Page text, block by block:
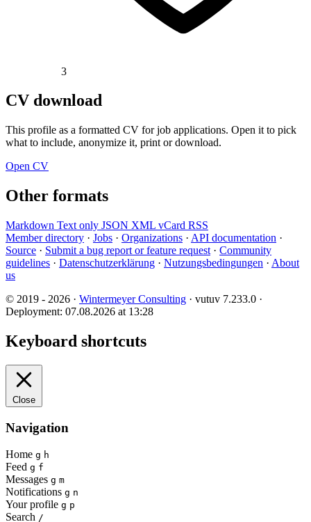
3
CV download
This profile as a formatted CV for job applications. Open it to pick
what to include, anonymize it, print or download.
Open CV
Other formats
Markdown Text only JSON XML vCard RSS
Member directory · Jobs · Organizations · API documentation ·
Source · Submit a bug report or feature request · Community
guidelines · Datenschutzerklärung · Nutzungsbedingungen · About
us
© 2019 - 2026 · Wintermeyer Consulting · vutuv 7.233.0 ·
Deployment: 07.08.2026 at 13:28
Keyboard shortcuts
Close
Navigation
Home g h
Feed g f
Messages g m
Notifications g n
Your profile g p
Search /